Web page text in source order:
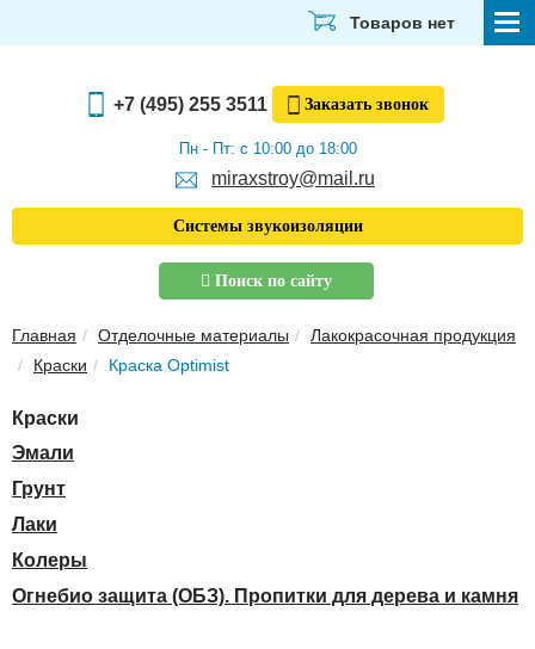
ОТДЕЛОЧНЫЕ МАТЕРИАЛЫ
ЭЛЕКТРИКА И ОСВЕЩЕНИЕ
ЗВУКОИЗОЛЯЦИЯ
Главная
О компании
Оплата
Контакты
Товаров нет
+7 (495) 255 3511 Заказать звонок
Пн - Пт: с 10:00 до 18:00
miraxstroy@mail.ru
Системы звукоизоляции
Поиск по сайту
Главная Отделочные материалы
Лакокрасочная продукция
Краски
Краска Optimist
Краски
Эмали
Грунт
Лаки
Колеры
Огнебио защита (ОБЗ). Пропитки для дерева и камня